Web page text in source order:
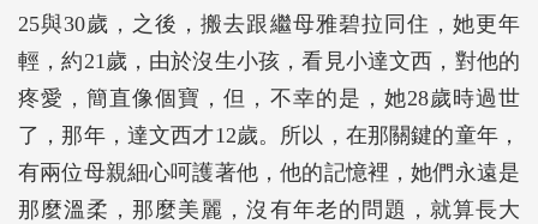
25與30歲，之後，搬去跟繼母雅碧拉同住，她更年
輕，約21歲，由於沒生小孩，看見小達文西，對他的
疼愛，簡直像個寶，但，不幸的是，她28歲時過世
了，那年，達文西才12歲。所以，在那關鍵的童年，
有兩位母親細心呵護著他，他的記憶裡，她們永遠是
那麼溫柔，那麼美麗，沒有年老的問題，就算長大